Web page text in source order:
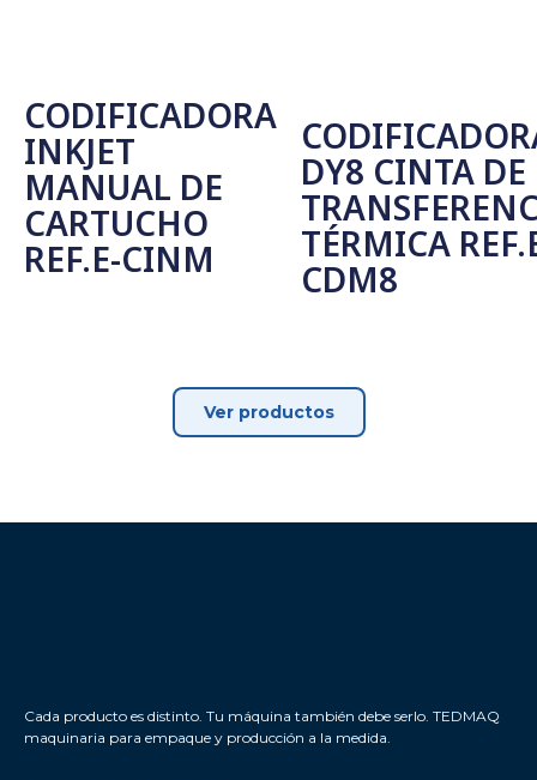
CODIFICADORA
INKJET
MANUAL DE
CARTUCHO
REF.E-CINM
DY8 CINTA DE
TÉRMICA
CDM8
Ver productos
Cada producto es distinto. Tu máquina también debe serlo. TEDMAQ
maquinaria para empaque y producción a la medida.